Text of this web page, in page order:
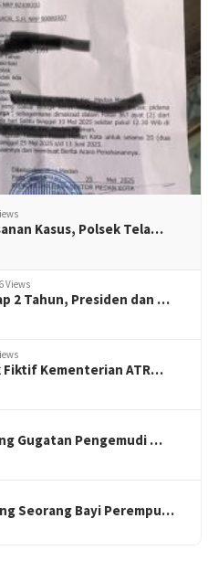
Kasus, Polsek Tela…
Views
2 Tahun, Presiden dan …
Kementerian ATR…
Gugatan Pengemudi …
Seorang Bayi Perempu…